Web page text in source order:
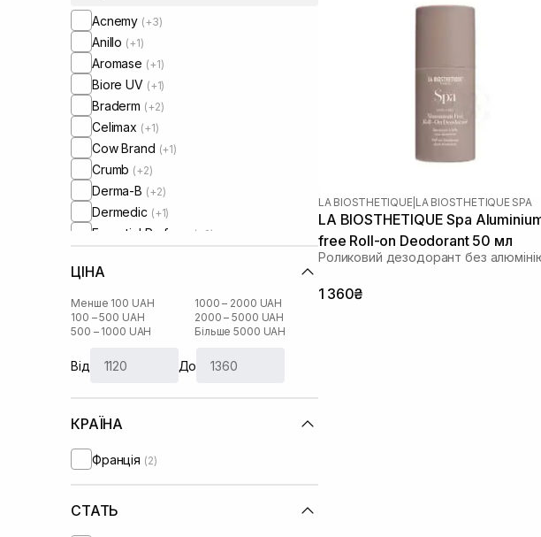
Acnemy (+3)
Anillo (+1)
Aromase (+1)
Biore UV (+1)
Braderm (+2)
Celimax (+1)
Cow Brand (+1)
Crumb (+2)
Derma-B (+2)
Dermedic (+1)
Essential Parfums (+2)
La Sultane De Saba
Lip Intimate Care (+1)
Medicube
Oribe (+1)
O’lysee
Poetry Home
Question and Answer
Round Lab
Salt&Stone(+2)
ЦІНА
Менше 100 UAH
100 – 500 UAH
500 – 1000 UAH
1000 – 2000 UAH
2000 – 5000 UAH
Більше 5000 UAH
Від До
КРАЇНА
Франція (2)
СТАТЬ
LA BIOSTHETIQUE LA BIOSTHETIQUE SPA
LA BIOSTHETIQUE Spa
free Roll-on Deodorant 50 мл
Роликовий дезодорант без
1 360₴